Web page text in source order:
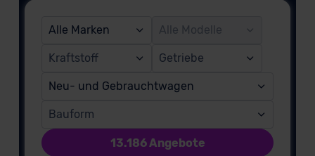
Alle Marken Alle Modelle
Neu- und Gebrauchtwagen
Bauform
Kraftstoff Getriebe
13.186 Angebote